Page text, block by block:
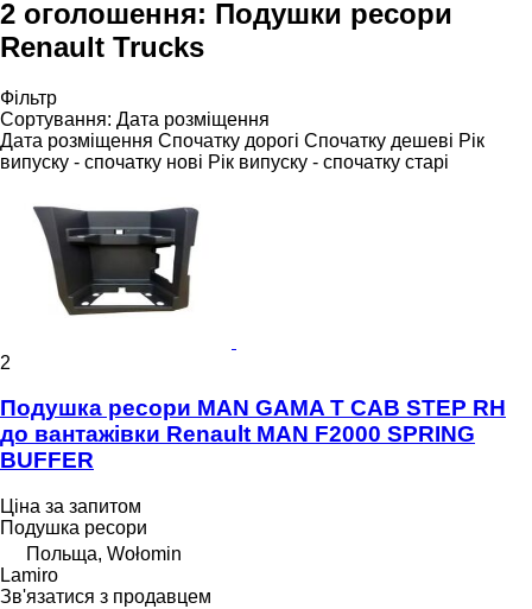
2 оголошення: Подушки ресори
Renault Trucks
Фільтр
Сортування: Дата розміщення
Дата розміщення Спочатку дорогі Спочатку дешеві Рік
випуску - спочатку нові Рік випуску - спочатку старі
2
Подушка ресори MAN GAMA T CAB STEP RH
до вантажівки Renault MAN F2000 SPRING
BUFFER
Ціна за запитом
Подушка ресори
Польща, Wołomin
Lamiro
Зв'язатися з продавцем